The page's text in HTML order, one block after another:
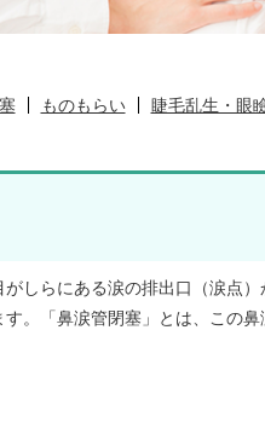
ものもらい 睫毛乱生・眼
がしらにある涙の排出口（涙点
す。「鼻涙管閉塞」とは、この